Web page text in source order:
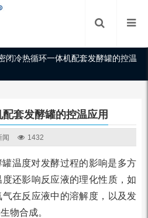
闭冷热循环一体机配套发酵罐的控温
套发酵罐的控温应用
闻 1432
温度对发酵过程的影响是多方
还影响反应液的理化性质，如
在反应液中的溶解度，以及发
物合成。